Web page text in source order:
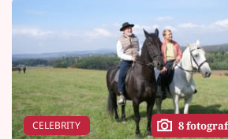
CELEBRITY 8